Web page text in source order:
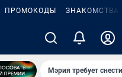
ПРОМОКОДЫ ЗНАКОМСТВА
Мэрия требует